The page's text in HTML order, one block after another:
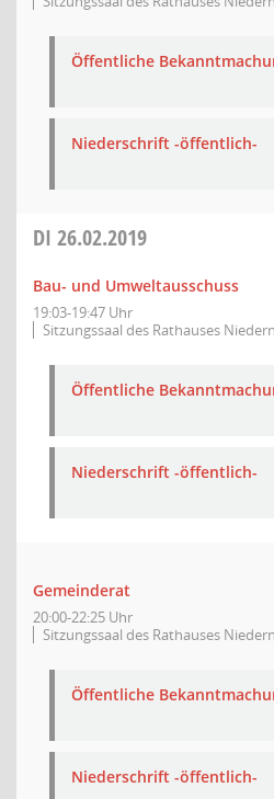
Öffentliche
Niederschrift -öffentlich-
DI 26.02.2019
Bau- und Umweltausschuss
19:03-19:47 Uhr
Sitzungssaal des Rathauses
Öffentliche
Niederschrift -öffentlich-
Gemeinderat
20:00-22:25 Uhr
Sitzungssaal des Rathauses
Öffentliche
Niederschrift -öffentlich-